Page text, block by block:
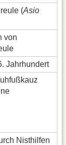
(Asio
von
Jahrhundert
Nisthilfen